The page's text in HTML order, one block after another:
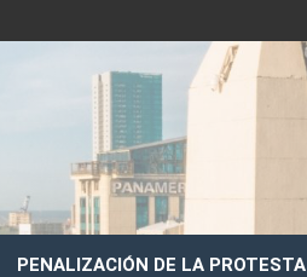
PENALIZACIÓN DE LA PROTESTA